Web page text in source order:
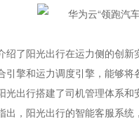
绍了阳光出行在运力侧的创
引擎和运力调度引擎，能够
光出行搭建了司机管理体系和
出，阳光出行的智能客服系统